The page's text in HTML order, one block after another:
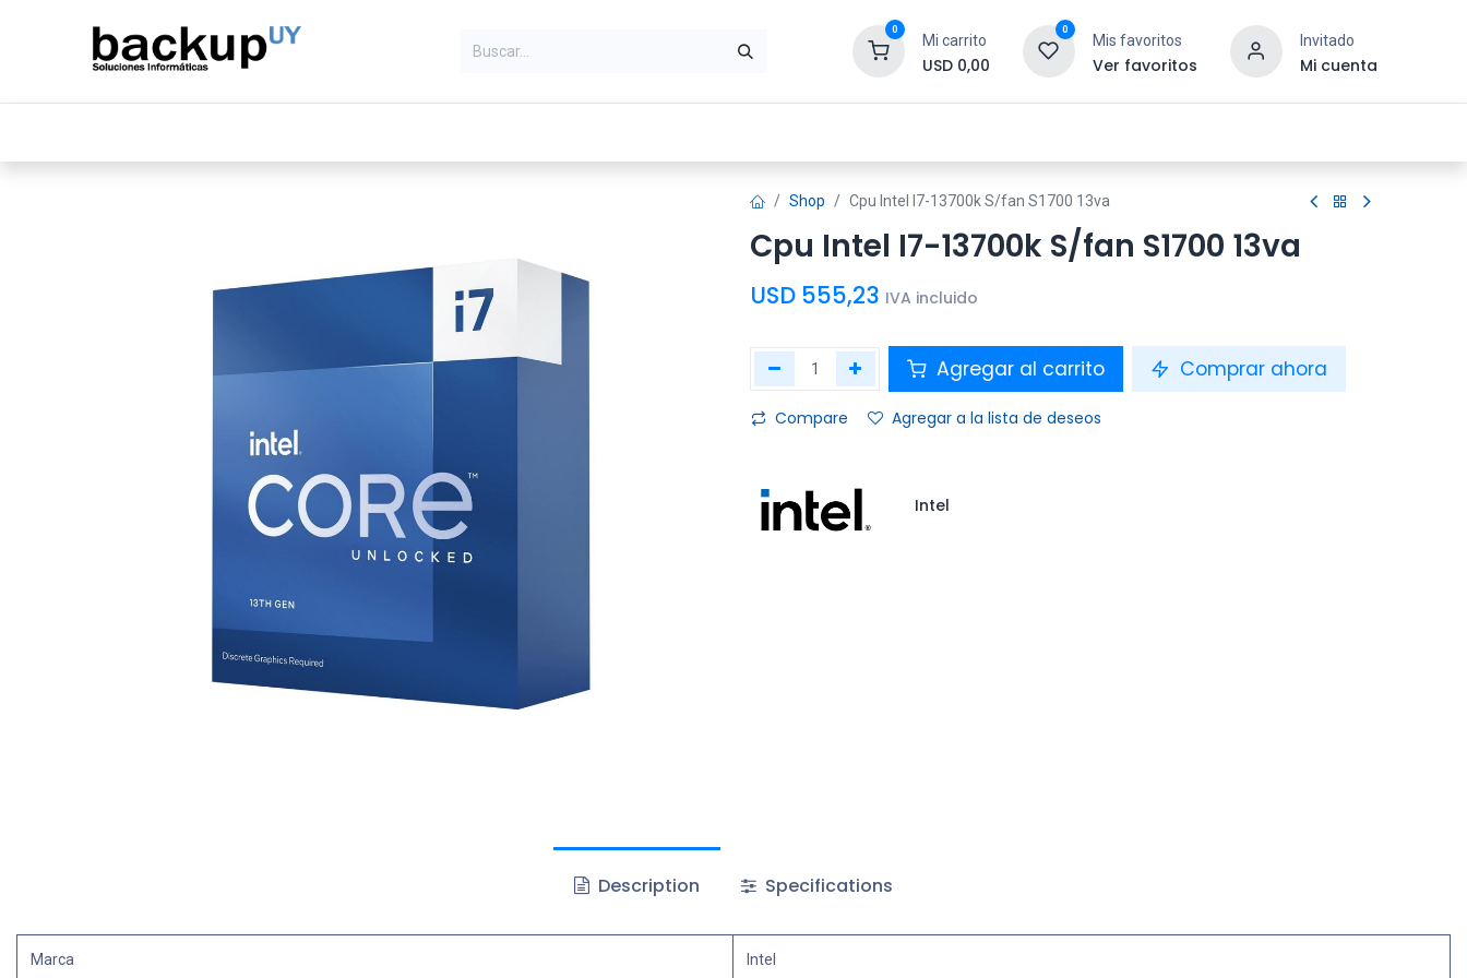
0
Mi carrito
USD 0,00
0
Mis favoritos
Ver favoritos
Invitado
Mi cuenta
Shop Cpu Intel I7-13700k S/fan S1700 13va
Cpu Intel I7-13700k S/fan S1700 13va
USD 555,23 IVA incluido
Agregar al carrito Comprar ahora
Compare Agregar a la lista de deseos
Intel
Description Specifications
Marca Intel